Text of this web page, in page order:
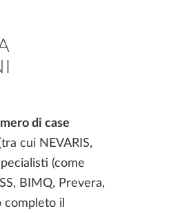
di case
cui NEVARIS,
(come
BIMQ, Prevera,
completo il